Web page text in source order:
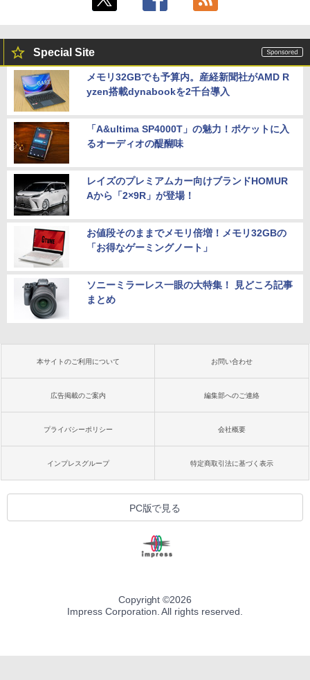
Special Site
メモリ32GBでも予算内。産経新聞社がAMD R
yzen搭載dynabookを2千台導入
「A&ultima SP4000T」の魅力！ポケットに入
るオーディオの醍醐味
レイズのプレミアムカー向けブランドHOMUR
Aから「2×9R」が登場！
お値段そのままでメモリ倍増！メモリ32GBの
「お得なゲーミングノート」
ソニーミラーレス一眼の大特集！ 見どころ記事
まとめ
本サイトのご利用について お問い合わせ
広告掲載のご案内 編集部へのご連絡
プライバシーポリシー 会社概要
インプレスグループ 特定商取引法に基づく表示
PC版で見る
Copyright ©2026
Impress Corporation. All rights reserved.